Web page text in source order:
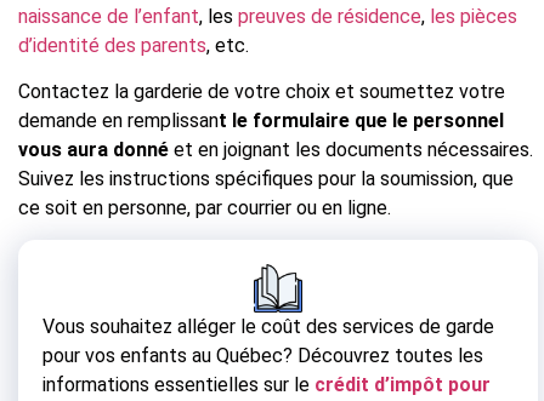
naissance de l’enfant, les preuves de résidence, les pièces
d’identité des parents, etc.
Contactez la garderie de votre choix et soumettez votre
demande en remplissant le formulaire que le personnel
vous aura donné et en joignant les documents nécessaires.
Suivez les instructions spécifiques pour la soumission, que
ce soit en personne, par courrier ou en ligne.
Vous souhaitez alléger le coût des services de garde
pour vos enfants au Québec? Découvrez toutes les
informations essentielles sur le crédit d’impôt pour